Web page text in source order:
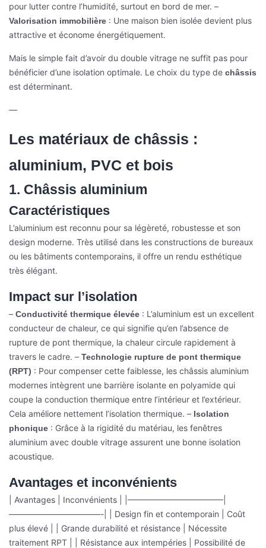
pour lutter contre l’humidité, surtout en bord de mer. –
Valorisation immobilière : Une maison bien isolée devient plus
attractive et économe énergétiquement.
Mais le simple fait d’avoir du double vitrage ne suffit pas pour
bénéficier d’une isolation optimale. Le choix du type de châssis
est déterminant.
—
Les matériaux de châssis :
aluminium, PVC et bois
1. Châssis aluminium
Caractéristiques
L’aluminium est reconnu pour sa légèreté, robustesse et son
design moderne. Très utilisé dans les constructions de bureaux
ou les bâtiments contemporains, il offre un rendu esthétique
très élégant.
Impact sur l’isolation
– Conductivité thermique élevée : L’aluminium est un excellent
conducteur de chaleur, ce qui signifie qu’en l’absence de
rupture de pont thermique, la chaleur circule rapidement à
travers le cadre. – Technologie rupture de pont thermique
(RPT) : Pour compenser cette faiblesse, les châssis aluminium
modernes intègrent une barrière isolante en polyamide qui
coupe la conduction thermique entre l’intérieur et l’extérieur.
Cela améliore nettement l’isolation thermique. – Isolation
phonique : Grâce à la rigidité du matériau, les fenêtres
aluminium avec double vitrage assurent une bonne isolation
acoustique.
Avantages et inconvénients
| Avantages | Inconvénients |
|———————————–|
———————————-|
| Design fin et contemporain | Coût
plus élevé |
| Grande durabilité et résistance | Nécessite
traitement RPT |
| Résistance aux intempéries | Possibilité de